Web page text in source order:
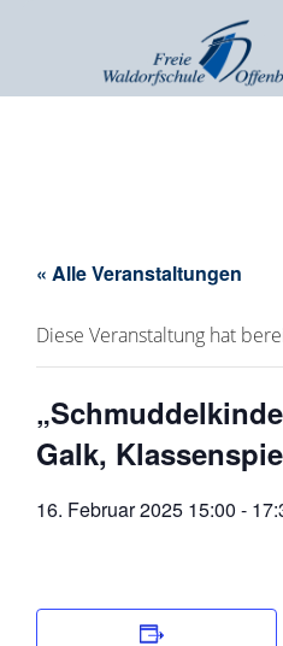
« Alle Veranstaltungen
Diese Veranstaltung hat
Galk,
16. Februar 2025 15:00 -